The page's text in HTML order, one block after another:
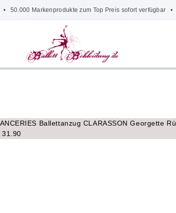
• 50.000 Markenprodukte zum Top Preis sofort verfügbar •